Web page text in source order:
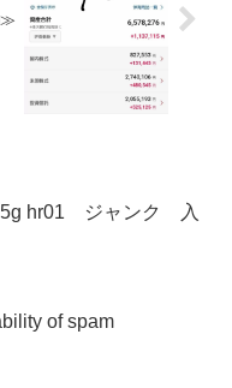
5g hr01 ジャンク 入
of spam